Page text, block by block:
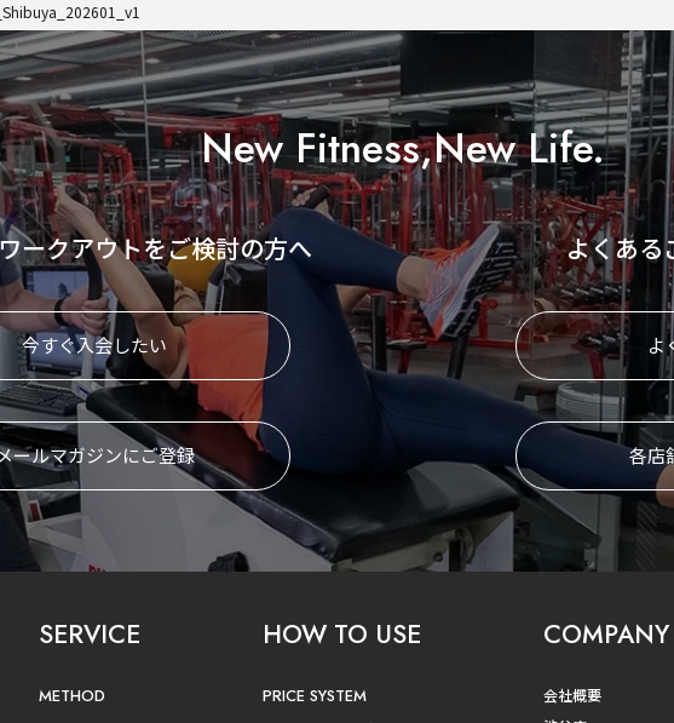
New Fitness,New Life.
ークアウトをご検討の方へ
今すぐ入会したい
メールマガジンにご登録
よくある
よ
各店
SERVICE
METHOD
HOW TO USE
PRICE SYSTEM
COMPANY
会社概要